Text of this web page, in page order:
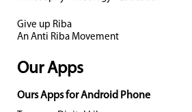
Give up Riba
An Anti Riba Movement
Our Apps
Ours Apps for Android Phone